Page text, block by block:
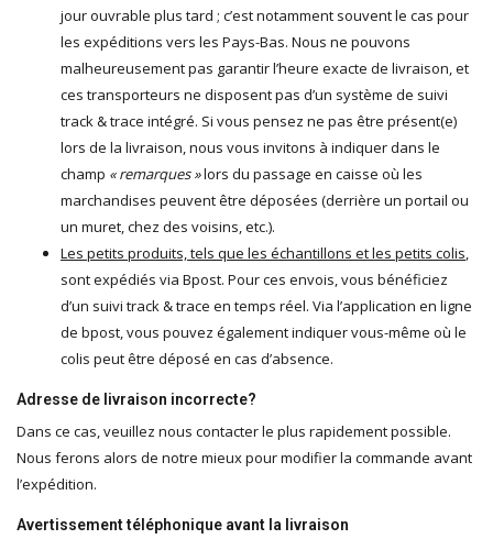
jour ouvrable plus tard ; c’est notamment souvent le cas pour
les expéditions vers les Pays-Bas. Nous ne pouvons
malheureusement pas garantir l’heure exacte de livraison, et
ces transporteurs ne disposent pas d’un système de suivi
track & trace intégré. Si vous pensez ne pas être présent(e)
lors de la livraison, nous vous invitons à indiquer dans le
champ « remarques »lors du passage en caisse où les
marchandises peuvent être déposées (derrière un portail ou
un muret, chez des voisins, etc.).
Les petits produits, tels que les échantillons et les petits colis,
sont expédiés via Bpost. Pour ces envois, vous bénéficiez
d’un suivi track & trace en temps réel. Via l’application en ligne
de bpost, vous pouvez également indiquer vous-même où le
colis peut être déposé en cas d’absence.
Adresse de livraison incorrecte?
Dans ce cas, veuillez nous contacter le plus rapidement possible.
Nous ferons alors de notre mieux pour modifier la commande avant
l’expédition.
Avertissement téléphonique avant la livraison